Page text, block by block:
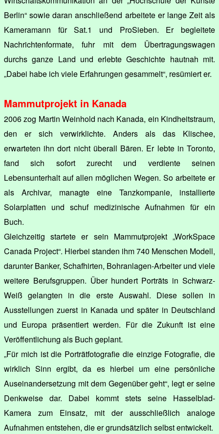
Berlin“ sowie daran anschließend arbeitete er lange Zeit als
Kameramann für Sat.1 und ProSieben. Er begleitete
Nachrichtenformate, fuhr mit dem Übertragungswagen
durchs ganze Land und erlebte Geschichte hautnah mit.
„Dabei habe ich viele Erfahrungen gesammelt“, resümiert er.
Mammutprojekt in Kanada
2006 zog Martin Weinhold nach Kanada, ein Kindheitstraum,
den er sich verwirklichte. Anders als das Klischee,
erwarteten ihn dort nicht überall Bären. Er lebte in Toronto,
fand sich sofort zurecht und verdiente seinen
Lebensunterhalt auf allen möglichen Wegen. So arbeitete er
als Archivar, managte eine Tanzkompanie, installierte
Solarplatten und schuf medizinische Aufnahmen für ein
Buch.
Gleichzeitig startete er sein Mammutprojekt „WorkSpace
Canada Project“. Hierbei standen ihm 740 Menschen Modell,
darunter Banker, Schafhirten, Bohranlagen-Arbeiter und viele
weitere Berufsgruppen. Über hundert Porträts in Schwarz-
Weiß gelangten in die erste Auswahl. Diese sollen in
Ausstellungen zuerst in Kanada und später in Deutschland
und Europa präsentiert werden. Für die Zukunft ist eine
Veröffentlichung als Buch geplant.
„Für mich ist die Porträtfotografie die einzige Fotografie, die
wirklich Sinn ergibt, da es hierbei um eine persönliche
Auseinandersetzung mit dem Gegenüber geht“, legt er seine
Denkweise dar. Dabei kommt stets seine Hasselblad-
Kamera zum Einsatz, mit der ausschließlich analoge
Aufnahmen entstehen, die er grundsätzlich selbst entwickelt.